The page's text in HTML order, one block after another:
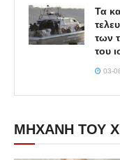
Τα
των
του
03-
ΜΗΧΑΝΗ ΤΟΥ